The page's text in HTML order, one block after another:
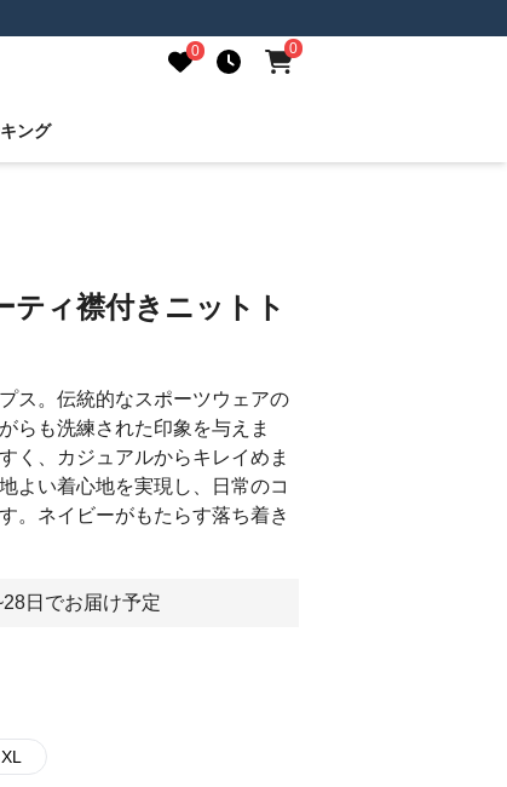
0 0
ング
ティ襟付きニットト
ス。伝統的なスポーツウェアの
らも洗練された印象を与えま
く、カジュアルからキレイめま
よい着心地を実現し、日常のコ
。ネイビーがもたらす落ち着き
日でお届け予定
XL